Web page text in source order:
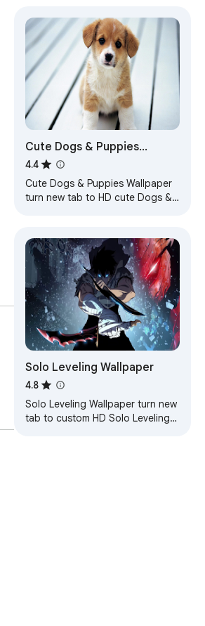
reviews.
Cute Dogs & Puppies
Wallpaper
4.4
Cute Dogs & Puppies Wallpaper
turn new tab to HD cute Dogs &
for fans.
Solo Leveling Wallpaper
4.8
Solo Leveling Wallpaper turn new
tab to custom HD Solo Leveling